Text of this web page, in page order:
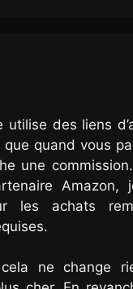
utilise des liens
quand vous
une
Amazon,
les achats
ne change